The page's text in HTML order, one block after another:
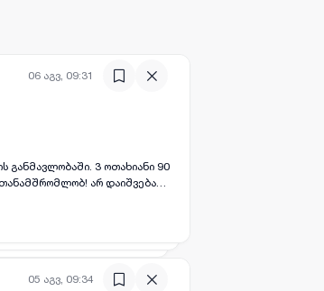
06 აგვ, 09:31
ფოტო+(8)
არ დაიშვება
05 აგვ, 09:34